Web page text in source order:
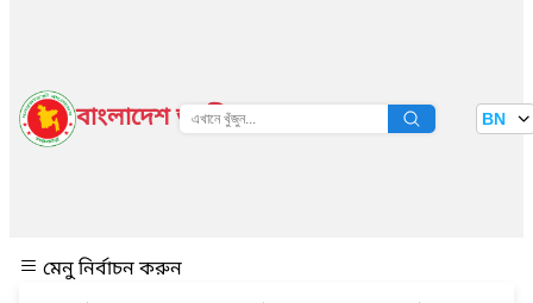
বাংলাদেশ জাতীয় তথ্য বাতায়ন BN
মেনু নির্বাচন করুন